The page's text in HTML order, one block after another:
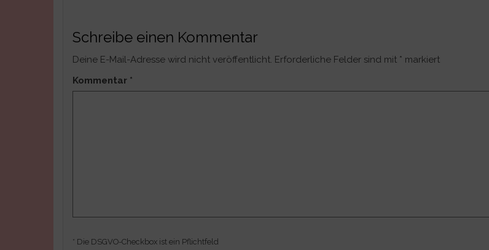
Schreibe einen Kommentar
Deine E-Mail-Adresse wird nicht veröffentlicht. Erforderliche Felder sind mit * markiert
Kommentar *
* Die DSGVO-Checkbox ist ein Pflichtfeld